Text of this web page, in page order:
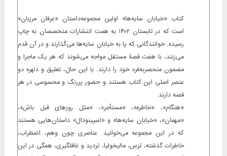
کتاب «خیابان سایه‌ها» اولین مجموعه‌داستان «عرفان مرزبان»
است که در تابستان ۱۴۰۲ به همت انتشارات متخصصان به چاپ
رسیده. خوانندگانی که پا به خیابان سایه‌ها می‌گذارند و در آن قدم
می‌زنند، با هفت قصۀ مستقل مواجه می‌شوند که هر یک ماجرا و
مضمون منحصربه‌فرد خود را دارند. با این حال، تعلیق و دلهره دو
عنصر اصلی این کتاب هستند و حضور پررنگ و محسوسی در هر
قصه دارند.
«هنگام»، «خاطره»، «مستأجر»، «مثل روزهای قبل باش»،
«مهمان»، «خیابان سایه‌ها» و «اسپینودال» داستان‌هایی هستند
که در این مجموعه می‌خوانید. عناصری چون وهم، اضطراب،
خاطرات گذشته، ترس، مالیخولیا، تردید و غافلگیری، همگی در این